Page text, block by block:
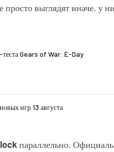
выглядят иначе, у
Gears of War: E-Day
игр 13 августа
параллельно.